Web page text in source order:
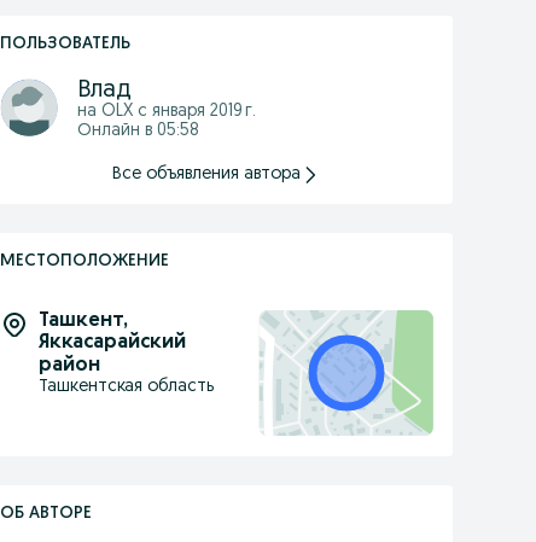
ПОЛЬЗОВАТЕЛЬ
Влад
на OLX с января 2019 г.
Онлайн в 05:58
Все объявления автора
МЕСТОПОЛОЖЕНИЕ
Ташкент,
Яккасарайский
район
Ташкентская область
ОБ АВТОРЕ